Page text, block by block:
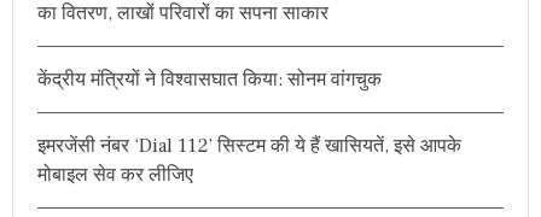
का वितरण, लाखों परिवारों का सपना साकार
केंद्रीय मंत्रियों ने विश्वासघात किया: सोनम वांगचुक
इमरजेंसी नंबर ‘Dial 112’ सिस्टम की ये हैं खासियतें, इसे आपके
मोबाइल सेव कर लीजिए